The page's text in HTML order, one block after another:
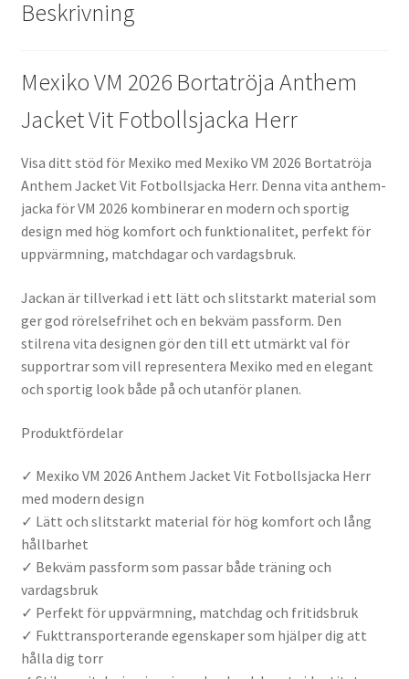
Beskrivning
Mexiko VM 2026 Bortatröja Anthem
Jacket Vit Fotbollsjacka Herr
Visa ditt stöd för Mexiko med Mexiko VM 2026 Bortatröja
Anthem Jacket Vit Fotbollsjacka Herr. Denna vita anthem-
jacka för VM 2026 kombinerar en modern och sportig
design med hög komfort och funktionalitet, perfekt för
uppvärmning, matchdagar och vardagsbruk.
Jackan är tillverkad i ett lätt och slitstarkt material som
ger god rörelsefrihet och en bekväm passform. Den
stilrena vita designen gör den till ett utmärkt val för
supportrar som vill representera Mexiko med en elegant
och sportig look både på och utanför planen.
Produktfördelar
✓ Mexiko VM 2026 Anthem Jacket Vit Fotbollsjacka Herr
med modern design
✓ Lätt och slitstarkt material för hög komfort och lång
hållbarhet
✓ Bekväm passform som passar både träning och
vardagsbruk
✓ Perfekt för uppvärmning, matchdag och fritidsbruk
✓ Fukttransporterande egenskaper som hjälper dig att
hålla dig torr